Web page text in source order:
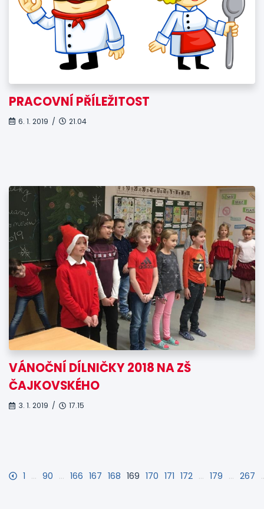
PRACOVNÍ PŘÍLEŽITOST
6. 1. 2019 / 21.04
VÁNOČNÍ DÍLNIČKY 2018 NA ZŠ
ČAJKOVSKÉHO
3. 1. 2019 / 17.15
1 … 90 … 166 167 168 169 170 171 172 … 179 … 267